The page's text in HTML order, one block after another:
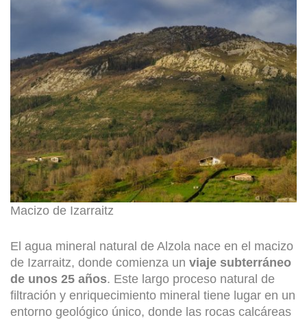
Macizo de Izarraitz
El agua mineral natural de Alzola nace en el macizo
de Izarraitz, donde comienza un viaje subterráneo
de unos 25 años. Este largo proceso natural de
filtración y enriquecimiento mineral tiene lugar en un
entorno geológico único, donde las rocas calcáreas